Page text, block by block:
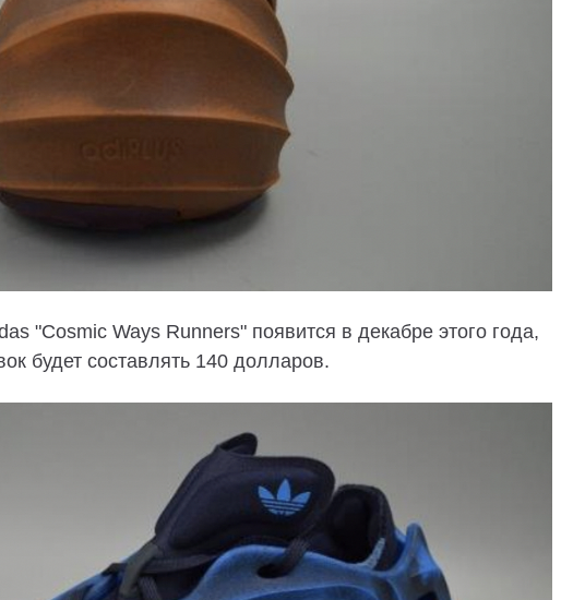
"Cosmic Ways Runners" появится в декабре этого года,
будет составлять 140 долларов.